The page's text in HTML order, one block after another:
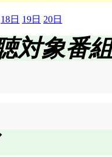
18日 19日 20日
対象番組